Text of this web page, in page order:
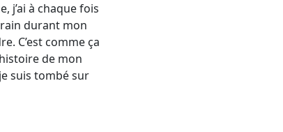
j’ai à chaque fois
durant mon
C’est comme ça
de mon
suis tombé sur